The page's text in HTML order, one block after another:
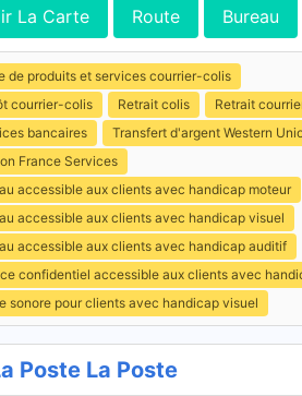
La Carte Route Bureau
de produits et services courrier-colis
courrier-colis
Retrait colis
Retrait
bancaires
Transfert d'argent Western
France Services
accessible aux clients avec handicap moteur
accessible aux clients avec handicap visuel
accessible aux clients avec handicap auditif
confidentiel accessible aux clients avec
sonore pour clients avec handicap visuel
Poste La Poste